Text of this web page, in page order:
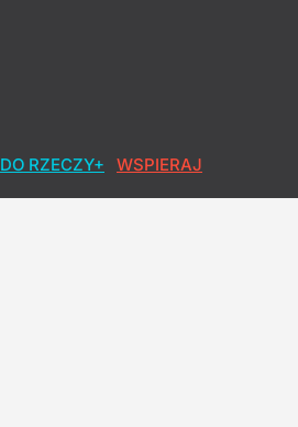
DO RZECZY+ WSPIERAJ